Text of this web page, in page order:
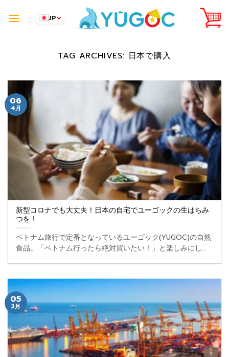
JP
TAG ARCHIVES: 日本で購入
新型コロナでも大丈夫！日本の自宅でユーゴックの生はちみ
つを！
ベトナム旅行で定番となっているユーゴック(YUGOC)の自然
食品。「ベトナム行ったら絶対買いたい！」と楽しみにして
す。 ...
06
4月
05
2月